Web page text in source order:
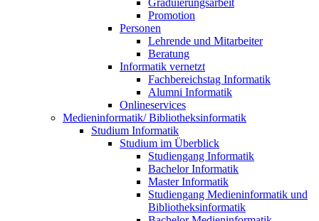
Graduierungsarbeit
Promotion
Personen
Lehrende und Mitarbeiter
Beratung
Informatik vernetzt
Fachbereichstag Informatik
Alumni Informatik
Onlineservices
Medieninformatik/ Bibliotheksinformatik
Studium Informatik
Studium im Überblick
Studiengang Informatik
Bachelor Informatik
Master Informatik
Studiengang Medieninformatik und
Bibliotheksinformatik